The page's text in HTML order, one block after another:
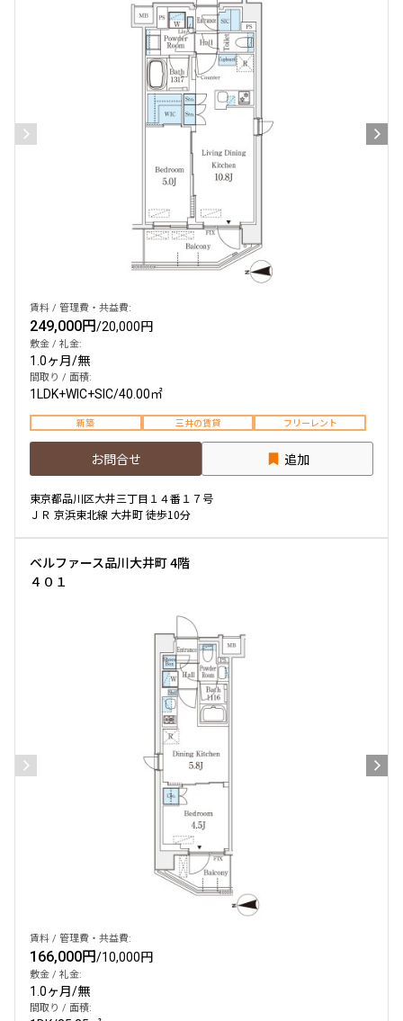
賃料 / 管理費・共益費:
249,000円/20,000円
敷金 / 礼金:
1.0ヶ月/無
間取り / 面積:
1LDK+WIC+SIC/40.00㎡
新築 三井の賃貸 フリーレント
お問合せ 追加
東京都品川区大井三丁目１４番１７号
ＪＲ 京浜東北線 大井町 徒歩10分
ベルファース品川大井町 4階
４０１
賃料 / 管理費・共益費:
166,000円/10,000円
敷金 / 礼金:
1.0ヶ月/無
間取り / 面積: